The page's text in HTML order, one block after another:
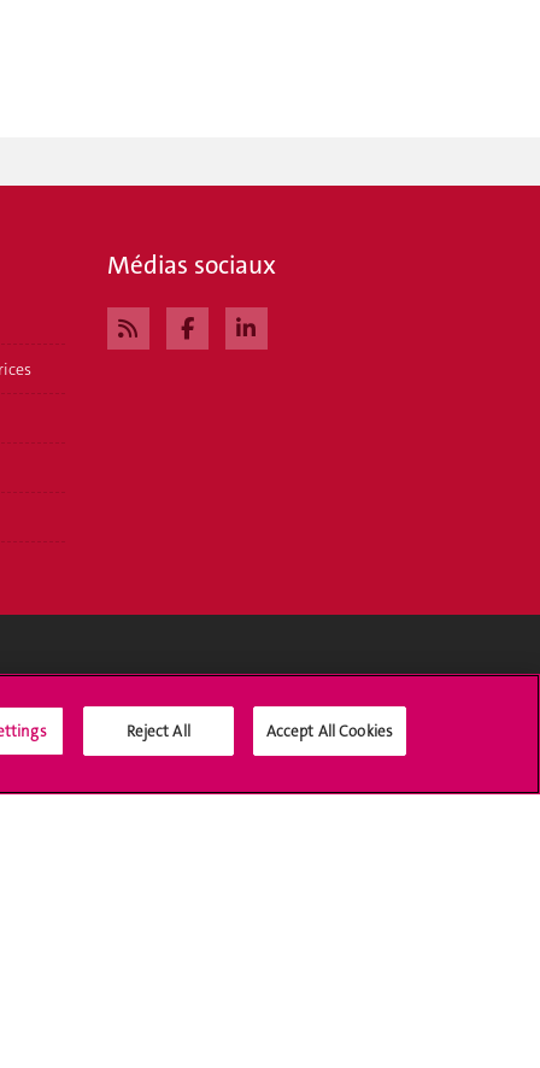
Médias sociaux
Reject All Accept All Cookies